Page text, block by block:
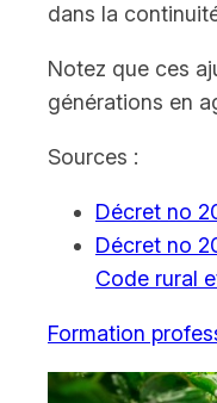
dans la
Notez que ces
générations en
Sources :
Décret no
Décret no
Code rural
Formation